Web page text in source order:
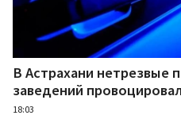
В Астрахани нетрезвые
заведений
18:03